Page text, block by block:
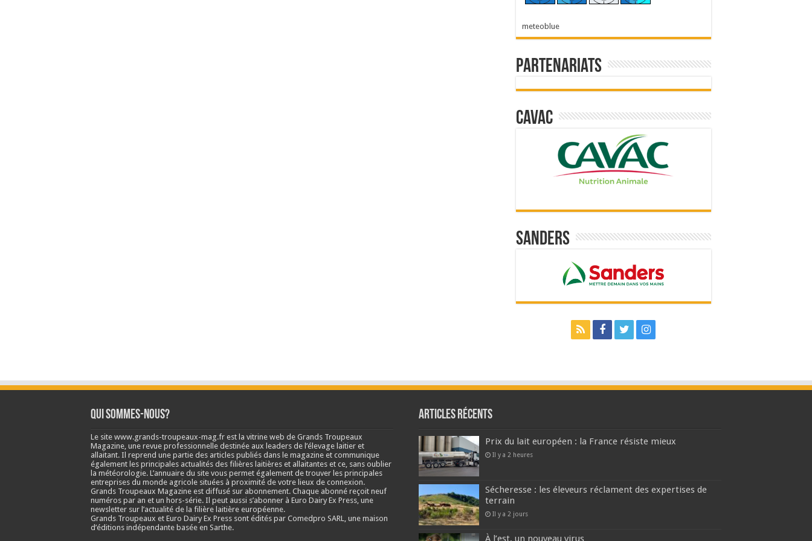
meteoblue
Partenariats
Cavac
Sanders
Qui sommes-nous?
Le site www.grands-troupeaux-mag.fr est la vitrine web de Grands Troupeaux
Magazine, une revue professionnelle destinée aux leaders de l’élevage laitier et
allaitant. Il reprend une partie des articles publiés dans le magazine et communique
également les principales actualités des filières laitières et allaitantes et ce, sans oublier
la météorologie. L’annuaire du site vous permet également de trouver les principales
entreprises du monde agricole situées à proximité de votre lieux de connexion.
Grands Troupeaux Magazine est diffusé sur abonnement. Chaque abonné reçoit neuf
numéros par an et un hors-série. Il peut aussi s’abonner à Euro Dairy Ex Press, une
newsletter sur l’actualité de la filière laitière européenne.
Grands Troupeaux et Euro Dairy Ex Press sont édités par Comedpro SARL, une maison
d’éditions indépendante basée en Sarthe.
Articles récents
Prix du lait européen : la France résiste mieux
Il y a 2 heures
Sécheresse : les éleveurs réclament des expertises de
terrain
Il y a 2 jours
À l’est, un nouveau virus